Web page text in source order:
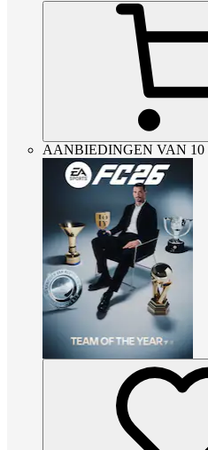
AANBIEDINGEN VAN 10